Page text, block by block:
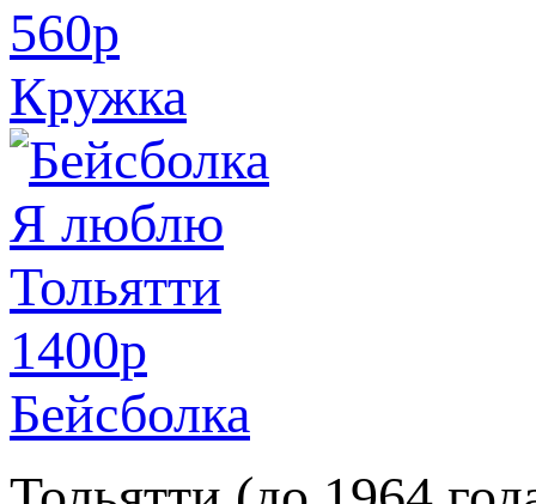
560p
Кружка
1400p
Бейсболка